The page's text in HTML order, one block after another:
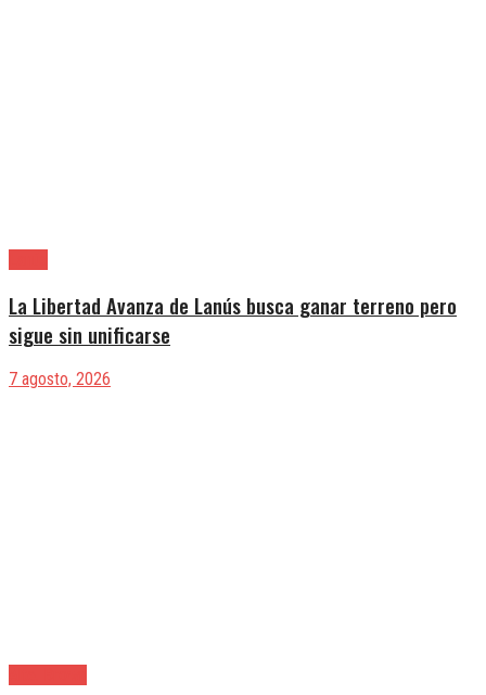
La Libertad Avanza de Lanús busca ganar terreno pero
sigue sin unificarse
7 agosto, 2026